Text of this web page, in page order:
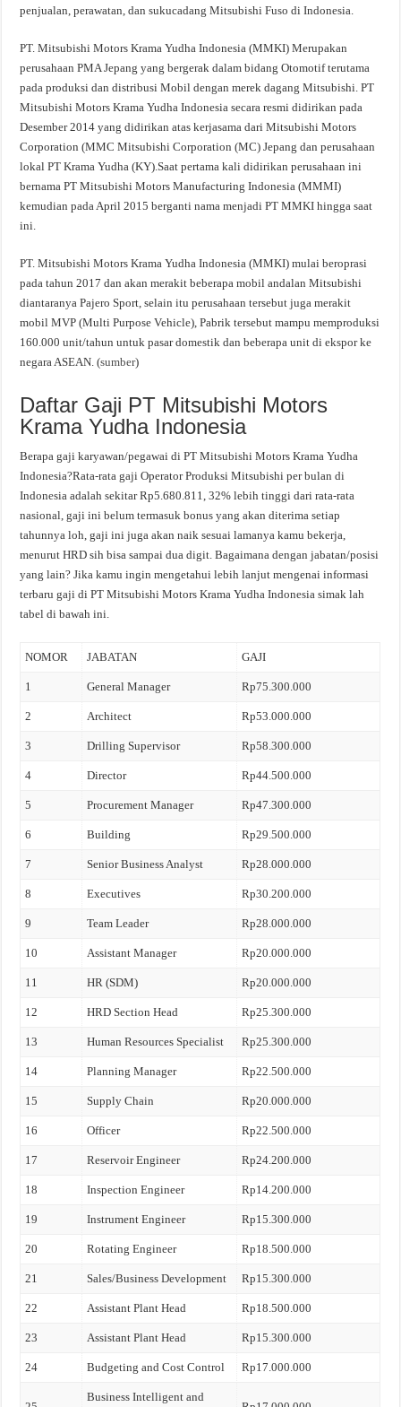
penjualan, perawatan, dan sukucadang Mitsubishi Fuso di Indonesia.
PT. Mitsubishi Motors Krama Yudha Indonesia (MMKI) Merupakan
perusahaan PMA Jepang yang bergerak dalam bidang Otomotif terutama
pada produksi dan distribusi Mobil dengan merek dagang Mitsubishi. PT
Mitsubishi Motors Krama Yudha Indonesia secara resmi didirikan pada
Desember 2014 yang didirikan atas kerjasama dari Mitsubishi Motors
Corporation (MMC Mitsubishi Corporation (MC) Jepang dan perusahaan
lokal PT Krama Yudha (KY).Saat pertama kali didirikan perusahaan ini
bernama PT Mitsubishi Motors Manufacturing Indonesia (MMMI)
kemudian pada April 2015 berganti nama menjadi PT MMKI hingga saat
ini.
PT. Mitsubishi Motors Krama Yudha Indonesia (MMKI) mulai beroprasi
pada tahun 2017 dan akan merakit beberapa mobil andalan Mitsubishi
diantaranya Pajero Sport, selain itu perusahaan tersebut juga merakit
mobil MVP (Multi Purpose Vehicle), Pabrik tersebut mampu memproduksi
160.000 unit/tahun untuk pasar domestik dan beberapa unit di ekspor ke
negara ASEAN. (sumber)
Daftar Gaji PT Mitsubishi Motors
Krama Yudha Indonesia
Berapa gaji karyawan/pegawai di PT Mitsubishi Motors Krama Yudha
Indonesia?Rata-rata gaji Operator Produksi Mitsubishi per bulan di
Indonesia adalah sekitar Rp5.680.811, 32% lebih tinggi dari rata-rata
nasional, gaji ini belum termasuk bonus yang akan diterima setiap
tahunnya loh, gaji ini juga akan naik sesuai lamanya kamu bekerja,
menurut HRD sih bisa sampai dua digit. Bagaimana dengan jabatan/posisi
yang lain? Jika kamu ingin mengetahui lebih lanjut mengenai informasi
terbaru gaji di PT Mitsubishi Motors Krama Yudha Indonesia simak lah
tabel di bawah ini.
NOMOR JABATAN GAJI
1 General Manager Rp75.300.000
2 Architect Rp53.000.000
3 Drilling Supervisor Rp58.300.000
4 Director Rp44.500.000
5 Procurement Manager Rp47.300.000
6 Building Rp29.500.000
7 Senior Business Analyst Rp28.000.000
8 Executives Rp30.200.000
9 Team Leader Rp28.000.000
10 Assistant Manager Rp20.000.000
11 HR (SDM) Rp20.000.000
12 HRD Section Head Rp25.300.000
13 Human Resources Specialist Rp25.300.000
14 Planning Manager Rp22.500.000
15 Supply Chain Rp20.000.000
16 Officer Rp22.500.000
17 Reservoir Engineer Rp24.200.000
18 Inspection Engineer Rp14.200.000
19 Instrument Engineer Rp15.300.000
20 Rotating Engineer Rp18.500.000
21 Sales/Business Development Rp15.300.000
22 Assistant Plant Head Rp18.500.000
23 Assistant Plant Head Rp15.300.000
24 Budgeting and Cost Control Rp17.000.000
Business Intelligent and